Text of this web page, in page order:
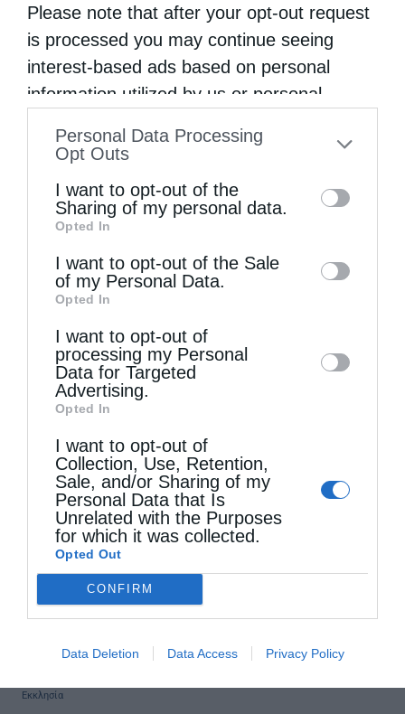
Please note that after your opt-out request
is processed you may continue seeing
interest-based ads based on personal
information utilized by us or personal
to your opt-out. You may separately opt-out
information by third parties on the IAB’s list
of downstream participants. This
information may also be disclosed by us to
third parties on theIAB’s List of
Downstream Participants
disclose it to other third parties.
Personal Data Processing
Opt Outs
I want to opt-out of the
Sharing of my personal data.
Opted In
I want to opt-out of the Sale
of my Personal Data.
Opted In
I want to opt-out of
processing my Personal
Data for Targeted
Advertising.
Opted In
I want to opt-out of
Collection, Use, Retention,
Sale, and/or Sharing of my
Personal Data that Is
Unrelated with the Purposes
for which it was collected.
Opted Out
CONFIRM
Data Deletion Data Access Privacy Policy
Εκκλησία
Πνευματικά θέματα: “Τι είναι τα κατά Συνθήκην
ψεύδη; ” (βίντεο)
christina
Είναι μια λαθεμένη και παρεξηγημένη
έκφραση και έτσι έχει επικρατήσει! Τι είναι
τα “Κατά Συνθήκην Ψεύδη;”. Υπάρχουν ως
όρος εντός της ΑγιοΠατερικής
Γραμματολογίας;
Εκκλησία